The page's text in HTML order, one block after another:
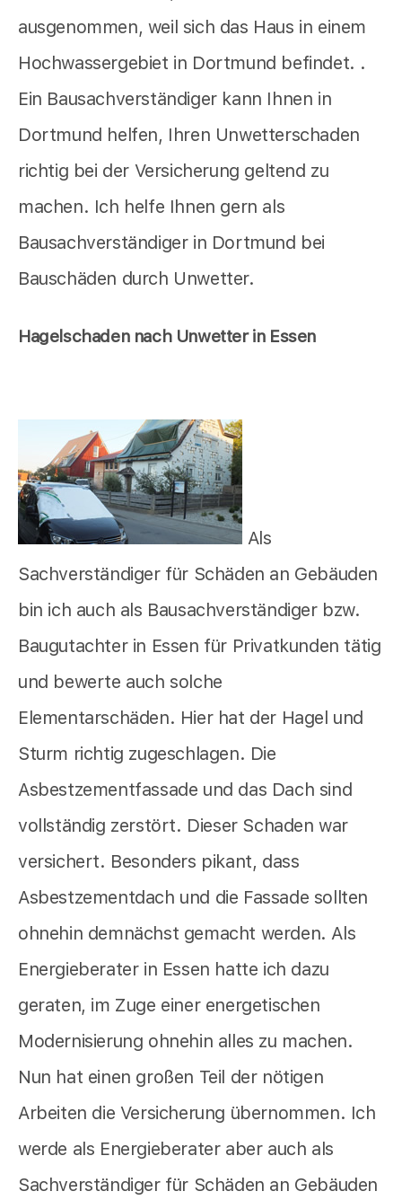
ausgenommen, weil sich das Haus in einem
Hochwassergebiet in Dortmund befindet. .
Ein Bausachverständiger kann Ihnen in
Dortmund helfen, Ihren Unwetterschaden
richtig bei der Versicherung geltend zu
machen. Ich helfe Ihnen gern als
Bausachverständiger in Dortmund bei
Bauschäden durch Unwetter.
Hagelschaden nach Unwetter in Essen
Als
Sachverständiger für Schäden an Gebäuden
bin ich auch als Bausachverständiger bzw.
Baugutachter in Essen für Privatkunden tätig
und bewerte auch solche
Elementarschäden. Hier hat der Hagel und
Sturm richtig zugeschlagen. Die
Asbestzementfassade und das Dach sind
vollständig zerstört. Dieser Schaden war
versichert. Besonders pikant, dass
Asbestzementdach und die Fassade sollten
ohnehin demnächst gemacht werden. Als
Energieberater in Essen hatte ich dazu
geraten, im Zuge einer energetischen
Modernisierung ohnehin alles zu machen.
Nun hat einen großen Teil der nötigen
Arbeiten die Versicherung übernommen. Ich
werde als Energieberater aber auch als
Sachverständiger für Schäden an Gebäuden